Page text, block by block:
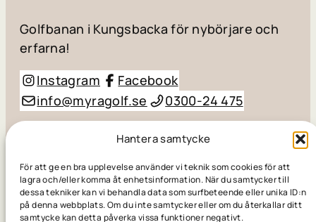
Hantera samtycke
För att ge en bra upplevelse använder vi teknik som cookies för att
lagra och/eller komma åt enhetsinformation. När du samtycker till
dessa tekniker kan vi behandla data som surfbeteende eller unika ID:n
på denna webbplats. Om du inte samtycker eller om du återkallar ditt
samtycke kan detta påverka vissa funktioner negativt.
Golfbanan i Kungsbacka för nybörjare och
erfarna!
Instagram
Facebook
info@myragolf.se
0300-24 475
© Myra Golf AB / Småhögevägen 110, 434 98
Skapad avGolfpress